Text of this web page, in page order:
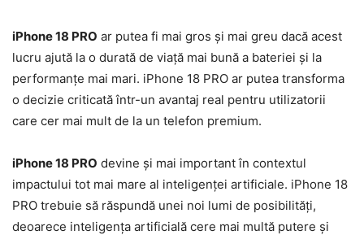
iPhone 18 PRO ar putea fi mai gros și mai greu dacă acest
lucru ajută la o durată de viață mai bună a bateriei și la
performanțe mai mari. iPhone 18 PRO ar putea transforma
o decizie criticată într-un avantaj real pentru utilizatorii
care cer mai mult de la un telefon premium.
iPhone 18 PRO devine și mai important în contextul
impactului tot mai mare al inteligenței artificiale. iPhone 18
PRO trebuie să răspundă unei noi lumi de posibilități,
deoarece inteligența artificială cere mai multă putere și